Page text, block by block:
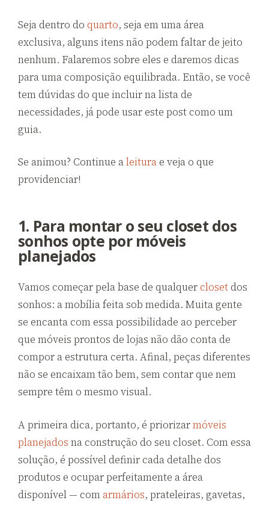
Seja dentro do quarto, seja em uma área
exclusiva, alguns itens não podem faltar de jeito
nenhum. Falaremos sobre eles e daremos dicas
para uma composição equilibrada. Então, se você
tem dúvidas do que incluir na lista de
necessidades, já pode usar este post como um
guia.
Se animou? Continue aleiturae veja o que
providenciar!
1. Para montar o seu closet dos
sonhos opte por móveis
planejados
Vamos começar pela base de qualquerclosetdos
sonhos: a mobília feita sob medida. Muita gente
se encanta com essa possibilidade ao perceber
que móveis prontos de lojas não dão conta de
compor a estrutura certa. Afinal, peças diferentes
não se encaixam tão bem, sem contar que nem
sempre têm o mesmo visual.
A primeira dica, portanto, é priorizarmóveis
planejados na construção do seu closet. Com essa
solução, é possível definir cada detalhe dos
produtos e ocupar perfeitamente a área
disponível — com armários, prateleiras, gavetas,